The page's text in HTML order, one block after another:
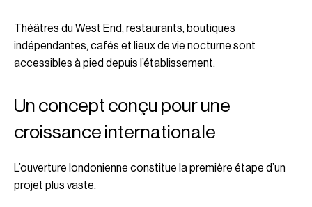
Théâtres du West End, restaurants, boutiques
indépendantes, cafés et lieux de vie nocturne sont
accessibles à pied depuis l’établissement.
Un concept conçu pour une
croissance internationale
L’ouverture londonienne constitue la première étape d’un
projet plus vaste.